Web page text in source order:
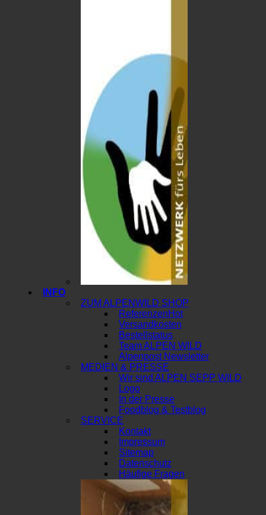
INFO
ZUM ALPENWILD SHOP
Referenzen
Versandkosten
Bestellstatus
Team ALPEN WILD
Alpenpost Newsletter
MEDIEN & PRESSE
Wir sind ALPEN SEPP WILD
Logo
In der Presse
Foodblog & Testblog
SERVICE
Kontakt
Impressum
Sitemap
Datenschutz
Häufige Fragen